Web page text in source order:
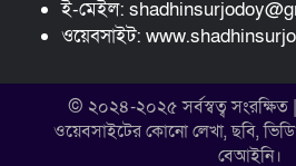
ই-মেইল:
ওয়েবসাইট:
© ২০২৪-২০২৫ সর্বস্বত্ব সংরক্ষিত
ওয়েবসাইটের কোনো লেখা, ছবি,
বেআইনি।